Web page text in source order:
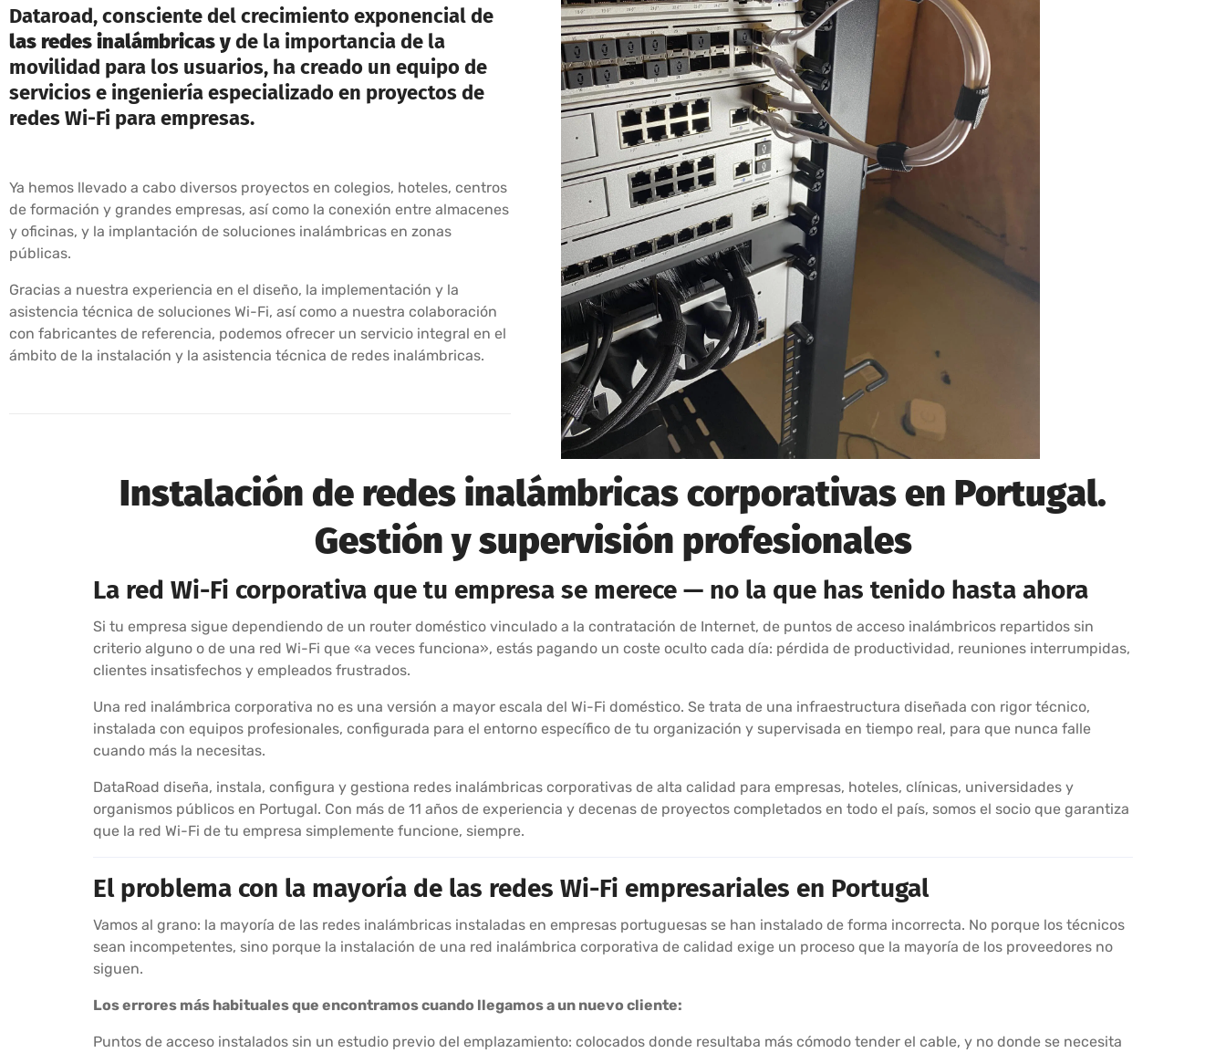
Dataroad, consciente del crecimiento exponencial de
las redes inalámbricas yde la importancia de la
movilidad para los usuarios, ha creado un equipo de
servicios e ingeniería especializado en proyectos de
redes Wi-Fi para empresas.
Ya hemos llevado a cabo diversos proyectos en colegios, hoteles, centros
de formación y grandes empresas, así como la conexión entre almacenes
y oficinas, y la implantación de soluciones inalámbricas en zonas
públicas.
Gracias a nuestra experiencia en el diseño, la implementación y la
asistencia técnica de soluciones Wi-Fi, así como a nuestra colaboración
con fabricantes de referencia, podemos ofrecer un servicio integral en el
ámbito de la instalación y la asistencia técnica de redes inalámbricas.
Instalación de redes inalámbricas corporativas en Portugal.
Gestión y supervisión profesionales
La red Wi-Fi corporativa que tu empresa se merece — no la que has tenido hasta ahora
Si tu empresa sigue dependiendo de un router doméstico vinculado a la contratación de Internet, de puntos de acceso inalámbricos repartidos sin
criterio alguno o de una red Wi-Fi que «a veces funciona», estás pagando un coste oculto cada día: pérdida de productividad, reuniones interrumpidas,
clientes insatisfechos y empleados frustrados.
Una red inalámbrica corporativa no es una versión a mayor escala del Wi-Fi doméstico. Se trata de una infraestructura diseñada con rigor técnico,
instalada con equipos profesionales, configurada para el entorno específico de tu organización y supervisada en tiempo real, para que nunca falle
cuando más la necesitas.
DataRoad diseña, instala, configura y gestiona redes inalámbricas corporativas de alta calidad para empresas, hoteles, clínicas, universidades y
organismos públicos en Portugal. Con más de 11 años de experiencia y decenas de proyectos completados en todo el país, somos el socio que garantiza
que la red Wi-Fi de tu empresa simplemente funcione, siempre.
El problema con la mayoría de las redes Wi-Fi empresariales en Portugal
Vamos al grano: la mayoría de las redes inalámbricas instaladas en empresas portuguesas se han instalado de forma incorrecta. No porque los técnicos
sean incompetentes, sino porque la instalación de una red inalámbrica corporativa de calidad exige un proceso que la mayoría de los proveedores no
siguen.
Los errores más habituales que encontramos cuando llegamos a un nuevo cliente:
Puntos de acceso instalados sin un estudio previo del emplazamiento: colocados donde resultaba más cómodo tender el cable, y no donde se necesita